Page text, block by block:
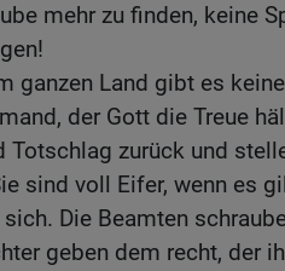
mehr zu finden, keine
ganzen Land gibt es
der Gott die Treue
Totschlag zurück und
sind voll Eifer, wenn es
Die Beamten
geben dem recht, der